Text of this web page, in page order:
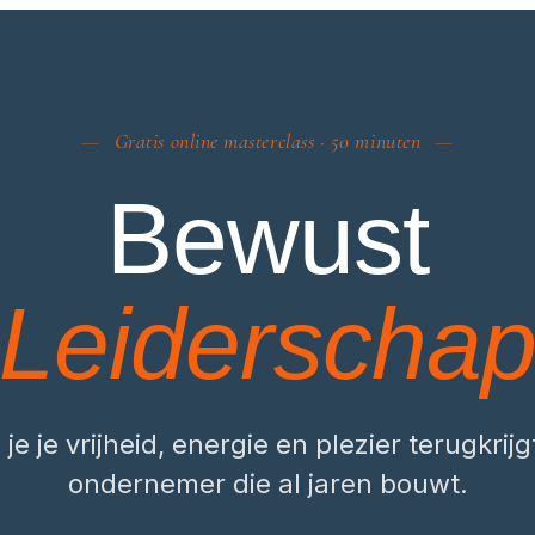
Gratis online masterclass · 50 minuten
Bewust
je je vrijheid, energie en plezier
ondernemer die al jaren bouwt.